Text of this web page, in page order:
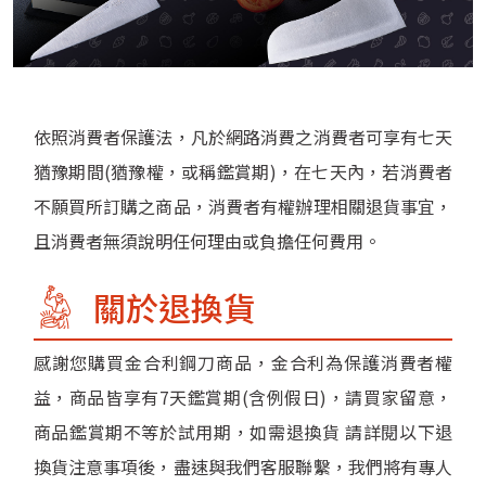
依照消費者保護法，凡於網路消費之消費者可享有七天
猶豫期間(猶豫權，或稱鑑賞期)，在七天內，若消費者
不願買所訂購之商品，消費者有權辦理相關退貨事宜，
且消費者無須說明任何理由或負擔任何費用。
關於退換貨
感謝您購買金合利鋼刀商品，金合利為保護消費者權
益，商品皆享有7天鑑賞期(含例假日)，請買家留意，
商品鑑賞期不等於試用期，如需退換貨 請詳閱以下退
換貨注意事項後，盡速與我們客服聯繫，我們將有專人